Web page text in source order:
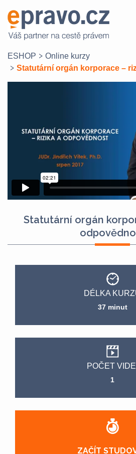
ESHOP
Online kurzy
Statutární orgán korporace –
Statutární orgán
DÉLKA
37 minut
POČET VIDEÍ
1
ZAČÍT